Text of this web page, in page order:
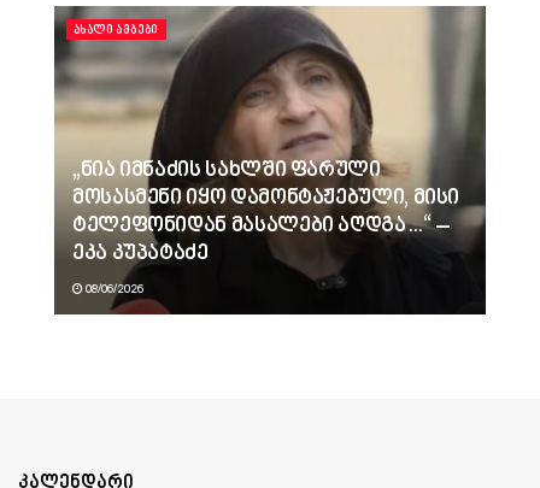
ᲐᲮᲐᲚᲘ ᲐᲛᲑᲔᲑᲘ
„ნია იმნაძის სახლში ფარული
მოსასმენი იყო დამონტაჟებული, მისი
ტელეფონიდან მასალები აღდგა…“ –
ეკა კუპატაძე
08/06/2026
კალენდარი